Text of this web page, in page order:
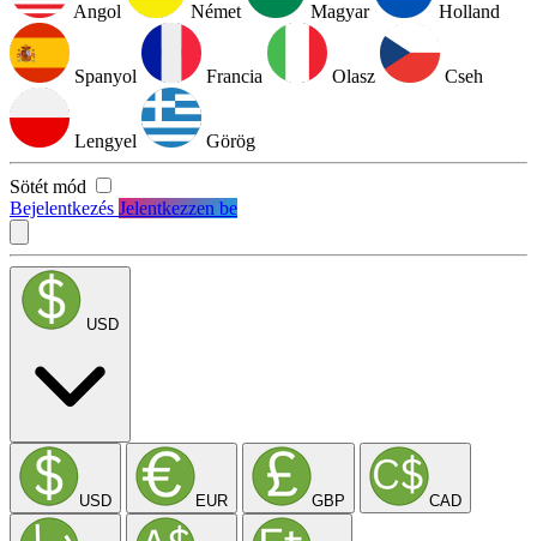
Angol Német Magyar Holland
Spanyol Francia Olasz Cseh
Lengyel Görög
Sötét mód
Bejelentkezés Jelentkezzen be
USD
USD EUR GBP CAD